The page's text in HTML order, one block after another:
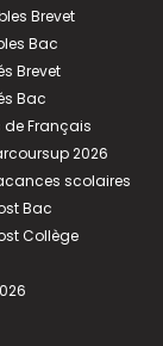
Brevet
Bac
Brevet
Bac
de Français
2026
scolaires
Bac
Collège